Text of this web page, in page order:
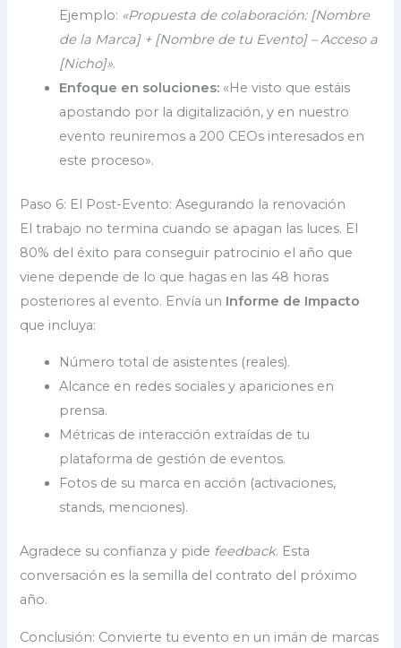
Ejemplo: «Propuesta de colaboración: [Nombre
de la Marca] + [Nombre de tu Evento] – Acceso a
[Nicho]».
Enfoque en soluciones: «He visto que estáis
apostando por la digitalización, y en nuestro
evento reuniremos a 200 CEOs interesados en
este proceso».
Paso 6: El Post-Evento: Asegurando la renovación
El trabajo no termina cuando se apagan las luces. El
80% del éxito para conseguir patrocinio el año que
viene depende de lo que hagas en las 48 horas
posteriores al evento. Envía un Informe de Impacto
que incluya:
Número total de asistentes (reales).
Alcance en redes sociales y apariciones en
prensa.
Métricas de interacción extraídas de tu
plataforma de gestión de eventos.
Fotos de su marca en acción (activaciones,
stands, menciones).
Agradece su confianza y pide feedback. Esta
conversación es la semilla del contrato del próximo
año.
Conclusión: Convierte tu evento en un imán de marcas